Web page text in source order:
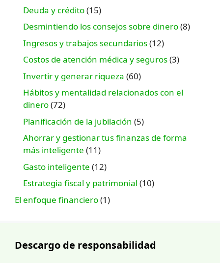
Deuda y crédito(15)
Desmintiendo los consejos sobre dinero(8)
Ingresos y trabajos secundarios(12)
Costos de atención médica y seguros(3)
Invertir y generar riqueza (60)
Hábitos y mentalidad relacionados con el
dinero(72)
Planificación de la jubilación (5)
Ahorrar y gestionar tus finanzas de forma
más inteligente (11)
Gasto inteligente (12)
Estrategia fiscal y patrimonial (10)
El enfoque financiero(1)
Descargo de responsabilidad